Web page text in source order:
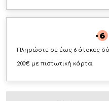
Πληρώστε σε έως 6 άτοκες
200€ με πιστωτική κάρτα.